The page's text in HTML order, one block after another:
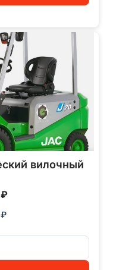
вилочный
₽
₽